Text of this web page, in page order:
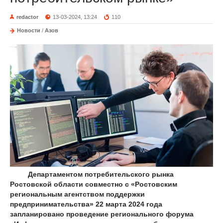
redactor 13-03-2024, 13:24 110
Новости / Азов
Департаментом потребительского рынка
Ростовской области совместно с «Ростовским
региональным агентством поддержки
предпринимательства» 22 марта 2024 года
запланировано проведение регионального форума